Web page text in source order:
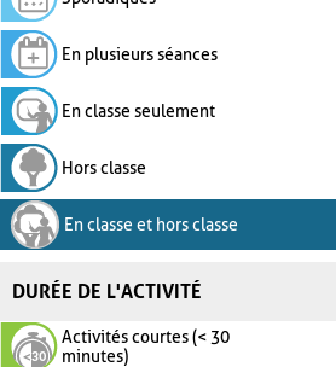
En plusieurs séances
En classe seulement
Hors classe
En classe et hors classe
DURÉE DE L'ACTIVITÉ
Activités courtes (< 30
minutes)